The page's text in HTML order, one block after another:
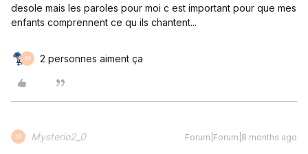
desole mais les paroles pour moi c est important pour que mes
enfants comprennent ce qu ils chantent...
M 2 personnes aiment ça
M Mysterio2_0 Forum|Forum|8 months ago